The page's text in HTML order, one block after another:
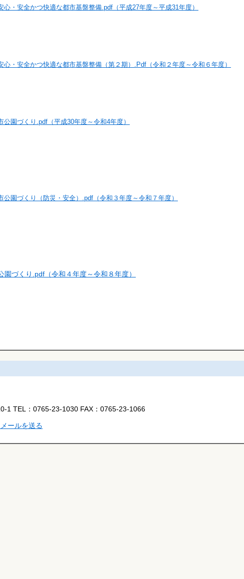
・安全かつ快適な都市基盤整備.pdf（平成27年度～平成31年度）
・安全かつ快適な都市基盤整備（第２期）.Pdf（令和２年度～令和６年度）
園づくり.pdf（平成30年度～令和4年度）
園づくり（防災・安全）.pdf（令和３年度～令和７年度）
づくり.pdf（令和４年度～令和８年度）
1 TEL： 0765-23-1030 FAX： 0765-23-1066
ールを送る